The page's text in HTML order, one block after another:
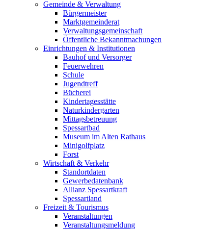
Gemeinde & Verwaltung
Bürgermeister
Marktgemeinderat
Verwaltungsgemeinschaft
Öffentliche Bekanntmachungen
Einrichtungen & Institutionen
Bauhof und Versorger
Feuerwehren
Schule
Jugendtreff
Bücherei
Kindertagesstätte
Naturkindergarten
Mittagsbetreuung
Spessartbad
Museum im Alten Rathaus
Minigolfplatz
Forst
Wirtschaft & Verkehr
Standortdaten
Gewerbedatenbank
Allianz Spessartkraft
Spessartland
Freizeit & Tourismus
Veranstaltungen
Veranstaltungsmeldung